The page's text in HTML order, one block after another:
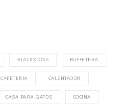
BLACKSTONE BUFFETERA
CAFETERIA CALENTADOR
CASA PARA GATOS COCINA